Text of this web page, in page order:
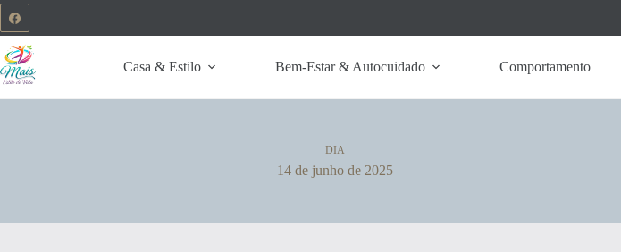
Casa & Estilo Bem-Estar & Autocuidado Comportamento
DIA
14 de junho de 2025